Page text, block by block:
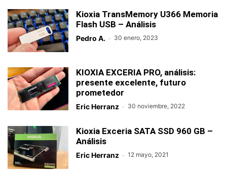
Kioxia TransMemory U366 Memoria
Flash USB – Análisis
Pedro A. - 30 enero, 2023
KIOXIA EXCERIA PRO, análisis:
presente excelente, futuro
prometedor
Eric Herranz - 30 noviembre, 2022
Kioxia Exceria SATA SSD 960 GB –
Análisis
Eric Herranz - 12 mayo, 2021